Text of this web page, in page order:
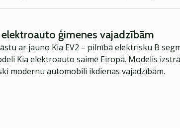
elektroauto ģimenes vajadzībām
ar jauno Kia EV2 – pilnībā elektrisku B
Kia elektroauto saimē Eiropā. Modelis
modernu automobili ikdienas vajadzībām.